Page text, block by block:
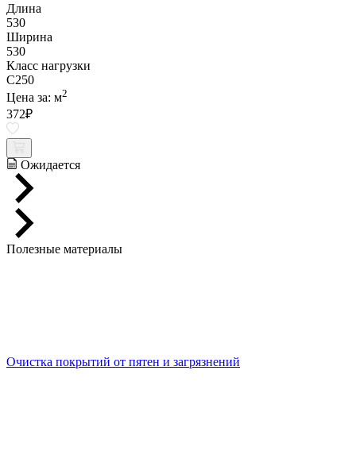
Длина
530
Ширина
530
Класс нагрузки
C250
Цена за: м2
372₽
Ожидается
Полезные материалы
Очистка покрытий от пятен и загрязнений